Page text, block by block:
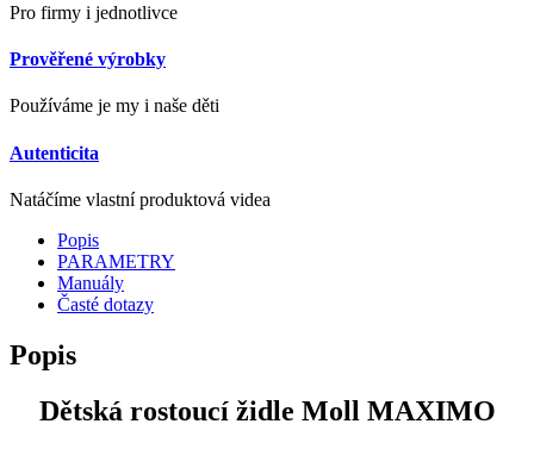
Pro firmy i jednotlivce
Prověřené výrobky
Používáme je my i naše děti
Autenticita
Natáčíme vlastní produktová videa
Popis
PARAMETRY
Manuály
Časté dotazy
Popis
Dětská rostoucí židle Moll MAXIMO